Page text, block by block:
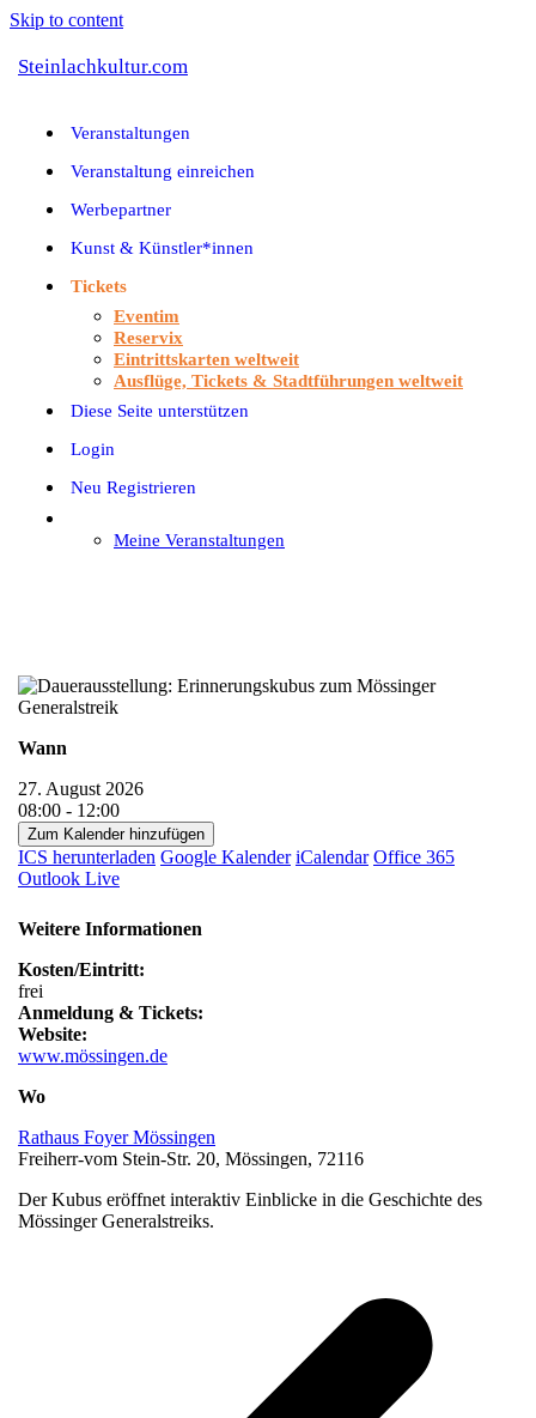
Skip to content
Steinlachkultur.com
Veranstaltungen
Veranstaltung einreichen
Werbepartner
Kunst & Künstler*innen
Tickets
Eventim
Reservix
Eintrittskarten weltweit
Ausflüge, Tickets & Stadtführungen weltweit
Diese Seite unterstützen
Login
Neu Registrieren
Meine Veranstaltungen
Wann
27. August 2026
08:00 - 12:00
Zum Kalender hinzufügen
ICS herunterladen Google Kalender iCalendar Office 365
Outlook Live
Weitere Informationen
Kosten/Eintritt:
frei
Anmeldung & Tickets:
Website:
www.mössingen.de
Wo
Rathaus Foyer Mössingen
Freiherr-vom Stein-Str. 20, Mössingen, 72116
Der Kubus eröffnet interaktiv Einblicke in die Geschichte des
Mössinger Generalstreiks.